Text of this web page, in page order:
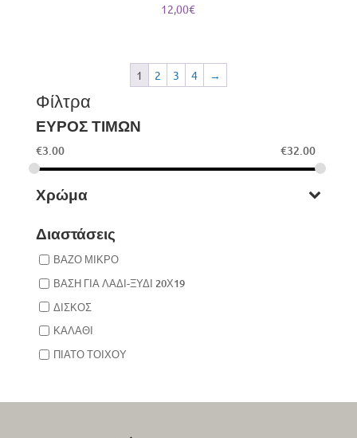
12,00€
1 2 3 4 →
Φίλτρα
ΕΥΡΟΣ ΤΙΜΩΝ
€3.00 €32.00
Χρώμα
Διαστάσεις
ΒΑΖΟ ΜΙΚΡΟ
ΒΑΣΗ ΓΙΑ ΛΑΔΙ-ΞΥΔΙ 20Χ19
ΔΙΣΚΟΣ
ΚΑΛΑΘΙ
ΠΙΑΤΟ ΤΟΙΧΟΥ